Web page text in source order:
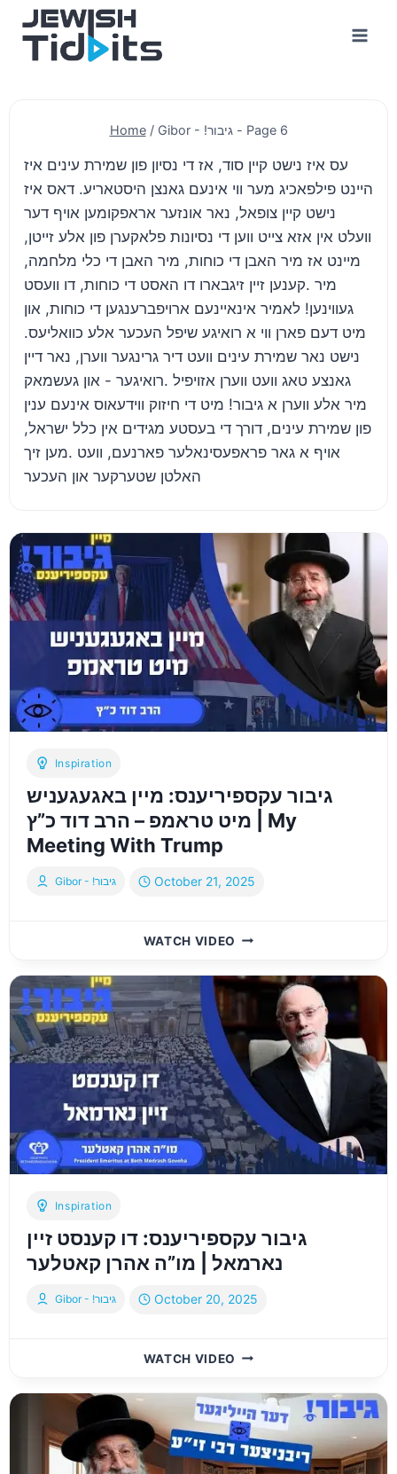
content
Home / Gibor - !גיבור- Page 6
עס איז נישט קיין סוד, אז די נסיון פון שמירת עינים איז
היינט פילפאכיג מער ווי אינעם גאנצן היסטאריע. דאס איז
נישט קיין צופאל, נאר אונזער אראפקומען אויף דער
וועלט אין אזא צייט ווען די נסיונות פלאקערן פון אלע זייטן,
מיינט אז מיר האבן די כוחות, מיר האבן די כלי מלחמה,
מיר .קענען זיין זיגבארו דו האסט די כוחות, דו וועסט
געווינען! לאמיר אינאיינעם ארויפברענגען די כוחות, און
מיט דעם פארן ווי א רואיגע שיפל העכער אלע כוואליעס.
נישט נאר שמירת עינים וועט דיר גרינגער ווערן, נאר דיין
גאנצע טאג וועט ווערן אזויפיל .רואיגער - און געשמאק
מיר אלע ווערן א גיבור! מיט די חיזוק ווידעאוס אינעם ענין
פון שמירת עינים, דורך די בעסטע מגידים אין כלל ישראל,
אויף א גאר פראפעסינאלער פארנעם, וועט .מען זיך
האלטן שטערקער און העכער
Inspiration
גיבור עקספיריענס: מיין באגעגעניש
מיט טראמפ – הרב דוד כ”ץ | My
Meeting With Trump
Gibor - !גיבור October 21, 2025
WATCH VIDEO גיבור
מיין
באגעגעניש
טראמפ
הרב
דוד
כ”ץ
|
MY
MEETING
WITH
Inspiration
גיבור עקספיריענס: דו קענסט זיין
נארמאל | מו”ה אהרן קאטלער
Gibor - !גיבור October 20, 2025
WATCH VIDEO גיבור
דו
קענסט
זיין
נארמאל
|